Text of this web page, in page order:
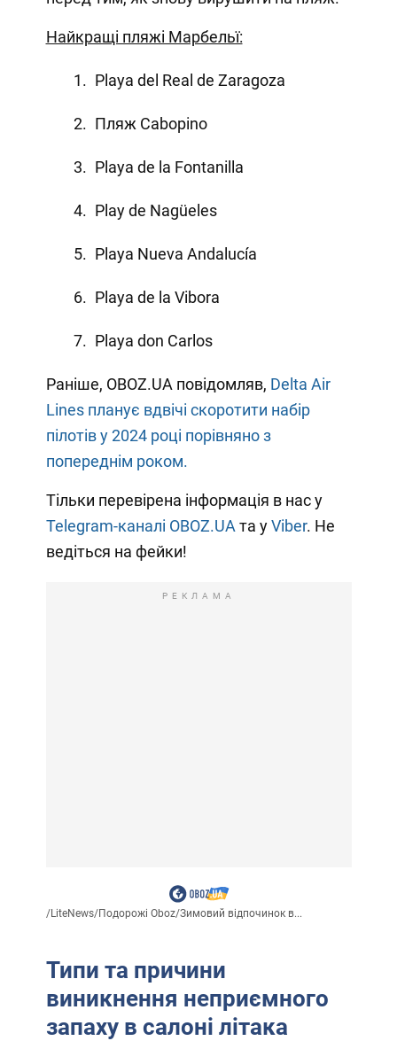
Найкращі пляжі Марбельї:
Playa del Real de Zaragoza
Пляж Cabopino
Playa de la Fontanilla
Play de Nagüeles
Playa Nueva Andalucía
Playa de la Vibora
Playa don Carlos
Раніше, OBOZ.UA повідомляв, Delta Air
Lines планує вдвічі скоротити набір
пілотів у 2024 році порівняно з
попереднім роком.
Тільки перевірена інформація в нас у
Telegram-каналі OBOZ.UA та уViber. Не
ведіться на фейки!
РЕКЛАМА
/LiteNews/Подорожі Oboz/Зимовий відпочинок в...
Типи та причини
виникнення неприємного
запаху в салоні літака